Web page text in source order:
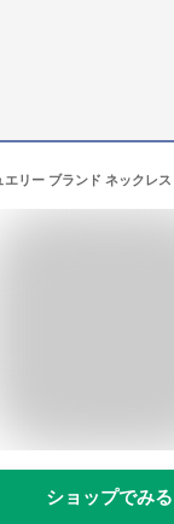
ショップでみる